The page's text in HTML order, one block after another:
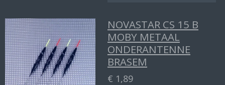
NOVASTAR CS 15 B
MOBY METAAL
ONDERANTENNE
BRASEM
€ 1,89